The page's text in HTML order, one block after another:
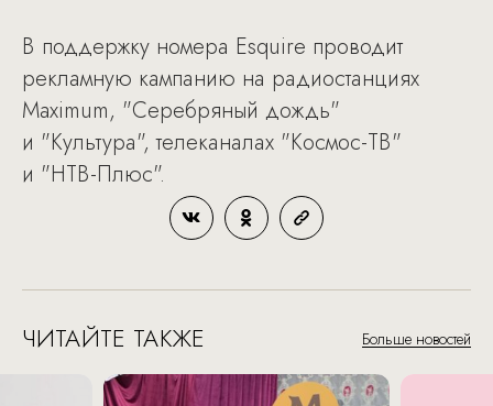
В поддержку номера Esquire проводит
рекламную кампанию на радиостанциях
Maximum, "Серебряный дождь"
и "Культура", телеканалах "Космос-ТВ"
и "НТВ-Плюс".
ЧИТАЙТЕ ТАКЖЕ Больше новостей